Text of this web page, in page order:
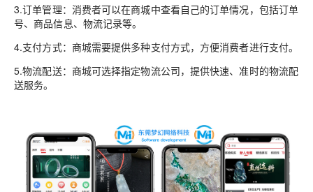
3.订单管理：消费者可以在商城中查看自己的订单情况，包括订单
号、商品信息、物流记录等。
4.支付方式：商城需要提供多种支付方式，方便消费者进行支付。
5.物流配送：商城可选择指定物流公司，提供快速、准时的物流配
送服务。